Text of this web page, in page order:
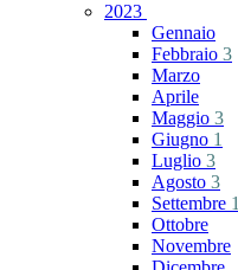
2023
Gennaio
Febbraio 3
Marzo
Aprile
Maggio 3
Giugno 1
Luglio 3
Agosto 3
Settembre 1
Ottobre
Novembre